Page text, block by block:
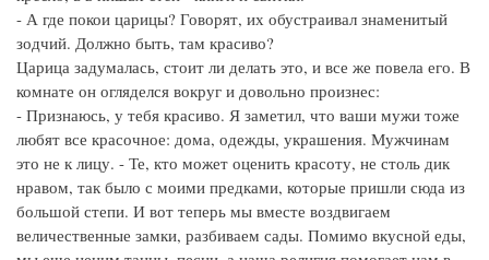
- А где покои царицы? Говорят, их обустраивал знаменитый
зодчий. Должно быть, там красиво?
Царица задумалась, стоит ли делать это, и все же повела его. В
комнате он огляделся вокруг и довольно произнес:
- Признаюсь, у тебя красиво. Я заметил, что ваши мужи тоже
любят все красочное: дома, одежды, украшения. Мужчинам
это не к лицу. - Те, кто может оценить красоту, не столь дик
нравом, так было с моими предками, которые пришли сюда из
большой степи. И вот теперь мы вместе воздвигаем
величественные замки, разбиваем сады. Помимо вкусной еды,